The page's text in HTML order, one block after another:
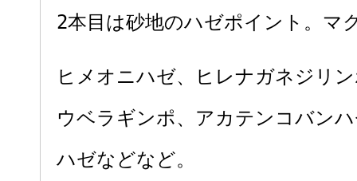
2本目は砂地のハゼポイント。マ
ヒメオニハゼ、ヒレナガネジリ
ウベラギンポ、アカテンコバン
ハゼなどなど。